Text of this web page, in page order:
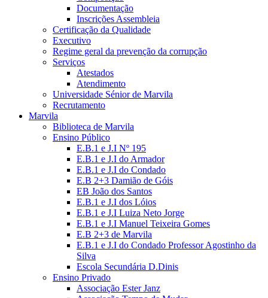
Documentação
Inscrições Assembleia
Certificação da Qualidade
Executivo
Regime geral da prevenção da corrupção
Serviços
Atestados
Atendimento
Universidade Sénior de Marvila
Recrutamento
Marvila
Biblioteca de Marvila
Ensino Público
E.B.1 e J.I Nº 195
E.B.1 e J.I do Armador
E.B.1 e J.I do Condado
E.B 2+3 Damião de Góis
EB João dos Santos
E.B.1 e J.I dos Lóios
E.B.1 e J.I Luiza Neto Jorge
E.B.1 e J.I Manuel Teixeira Gomes
E.B 2+3 de Marvila
E.B.1 e J.I do Condado Professor Agostinho da
Silva
Escola Secundária D.Dinis
Ensino Privado
Associação Ester Janz